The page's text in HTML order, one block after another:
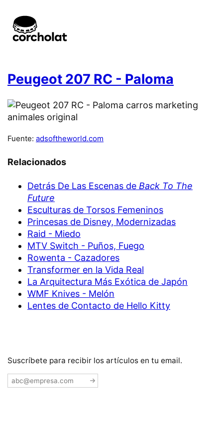
Peugeot 207 RC - Paloma
Fuente: adsoftheworld.com
Relacionados
Detrás De Las Escenas de Back To The
Future
Esculturas de Torsos Femeninos
Princesas de Disney, Modernizadas
Raid - Miedo
MTV Switch - Puños, Fuego
Rowenta - Cazadores
Transformer en la Vida Real
La Arquitectura Más Exótica de Japón
WMF Knives - Melón
Lentes de Contacto de Hello Kitty
Suscríbete para recibir los artículos en tu email.